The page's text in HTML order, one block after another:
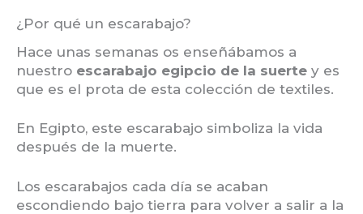
¿Por qué un escarabajo?
Hace unas semanas os enseñábamos a
nuestro escarabajo egipcio de la suerte y es
que es el prota de esta colección de textiles.
En Egipto, este escarabajo simboliza la vida
después de la muerte.
Los escarabajos cada día se acaban
escondiendo bajo tierra para volver a salir a la